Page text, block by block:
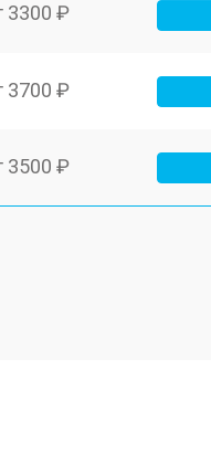
3300 ₽
3700 ₽
3500 ₽